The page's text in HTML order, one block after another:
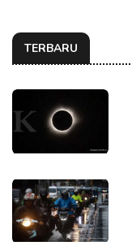
TERBARU